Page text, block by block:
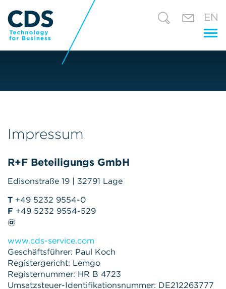
EN
Impressum
R+F Beteiligungs GmbH
Edisonstraße 19 | 32791 Lage
T +49 5232 9554-0
F +49 5232 9554-529
@
www.cds-service.com
Geschäftsführer: Paul Koch
Registergericht: Lemgo
Registernummer: HR B 4723
Umsatzsteuer-Identifikationsnummer: DE212263777